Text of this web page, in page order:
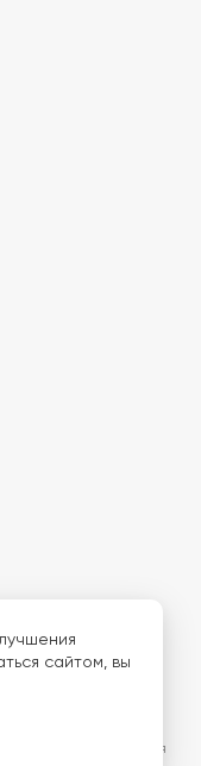
1216600030250 КПП
офертой. Изображения
сайтом, вы